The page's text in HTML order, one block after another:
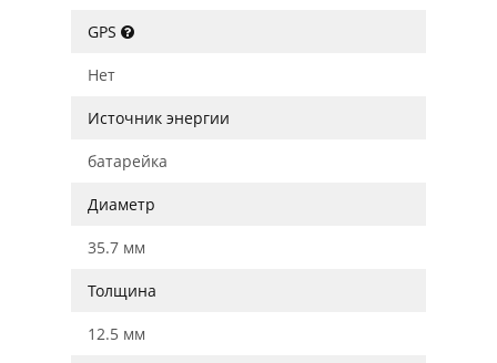
GPS
Нет
Источник энергии
батарейка
Диаметр
35.7 мм
Толщина
12.5 мм